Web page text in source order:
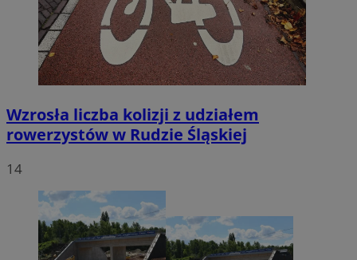
Wzrosła liczba kolizji z udziałem
rowerzystów w Rudzie Śląskiej
14